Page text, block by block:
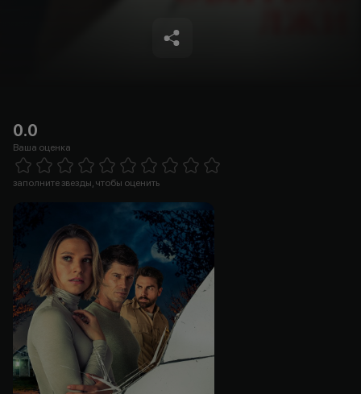
0.0
Ваша оценка
5 Stars
заполните звезды, чтобы оценить